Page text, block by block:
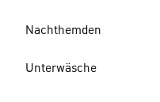
Nachthemden
Unterwäsche